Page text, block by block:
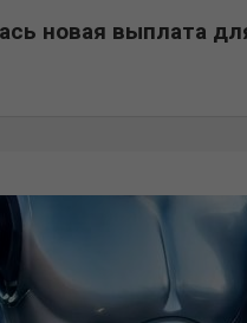
новая выплата